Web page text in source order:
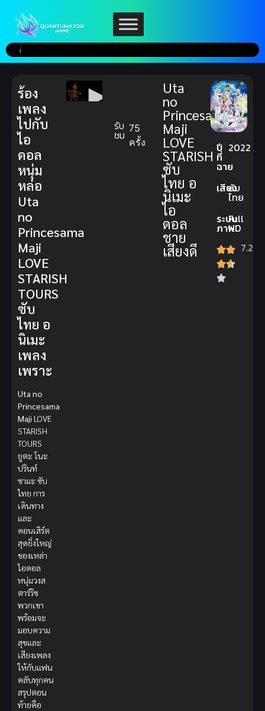
รับ
ชม 75
ครั้ง
Uta
no
Princesama
Maji
LOVE
STARISH
ซับ
ไทย อ
นิเมะ
ไอ
ดอล
ชาย
เสียงดี
ปี
ที่
ฉาย
2022
เสียง
ซับ
ไทย
ระบบ
ภาพ
Full
HD
7.2
ร้อง
เพลง
ไปกับ
ไอ
ดอล
หนุ่ม
หล่อ
Uta
no
Princesama
Maji
LOVE
STARISH
TOURS
ซับ
ไทย อ
นิเมะ
เพลง
เพราะ
Uta no
Princesama
Maji LOVE
STARISH
TOURS
ยูตะ โนะ
ปรินท์
ซามะ ซับ
ไทย การ
เดินทาง
และ
คอนเสิร์ต
สุดยิ่งใหญ่
ของเหล่า
ไอดอล
หนุ่มวงส
ตาร์ริช
พวกเขา
พร้อมจะ
มอบความ
สุขและ
เสียงเพลง
ให้กับแฟน
คลับทุกคน
สรุปตอน
ท้ายคือ